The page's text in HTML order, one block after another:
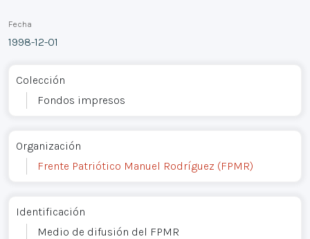
Fecha
1998-12-01
Colección
Fondos impresos
Organización
Frente Patriótico Manuel Rodríguez (FPMR)
Identificación
Medio de difusión del FPMR